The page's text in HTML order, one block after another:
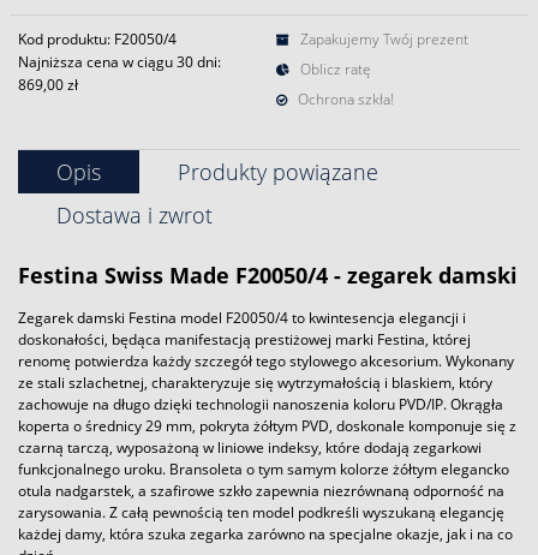
Kod produktu: F20050/4
Najniższa cena w ciągu 30 dni:
869,00 zł
Zapakujemy Twój prezent
Oblicz ratę
Ochrona szkła!
Opis
Produkty powiązane
Dostawa i zwrot
Festina Swiss Made F20050/4 - zegarek damski
Zegarek damski Festina model F20050/4 to kwintesencja elegancji i
doskonałości, będąca manifestacją prestiżowej marki Festina, której
renomę potwierdza każdy szczegół tego stylowego akcesorium. Wykonany
ze stali szlachetnej, charakteryzuje się wytrzymałością i blaskiem, który
zachowuje na długo dzięki technologii nanoszenia koloru PVD/IP. Okrągła
koperta o średnicy 29 mm, pokryta żółtym PVD, doskonale komponuje się z
czarną tarczą, wyposażoną w liniowe indeksy, które dodają zegarkowi
funkcjonalnego uroku. Bransoleta o tym samym kolorze żółtym elegancko
otula nadgarstek, a szafirowe szkło zapewnia niezrównaną odporność na
zarysowania. Z całą pewnością ten model podkreśli wyszukaną elegancję
każdej damy, która szuka zegarka zarówno na specjalne okazje, jak i na co